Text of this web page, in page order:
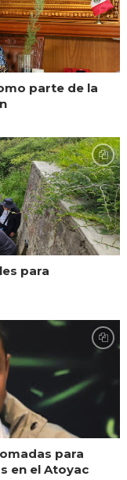
parte de la
para
para
en el Atoyac